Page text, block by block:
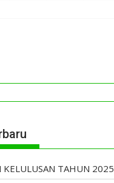
KELULUSAN TAHUN 2025